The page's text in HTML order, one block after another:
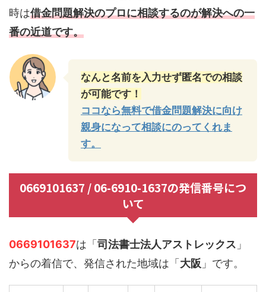
時は借金問題解決のプロに相談するのが解決への一
番の近道です。
なんと名前を入力せず匿名での相談
が可能です！
ココなら無料で借金問題解決に向け
親身になって相談にのってくれま
す。
0669101637 / 06-6910-1637の発信番号につ
いて
0669101637は「 司法書士法人アストレックス 」
からの着信で、発信された地域は「 大阪 」です。